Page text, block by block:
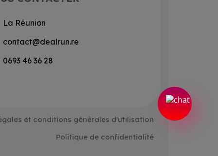
La Réunion
contact@dealrun.re
0693 46 36 28
et conditions générales d'utilisation
Politique de confidentialité